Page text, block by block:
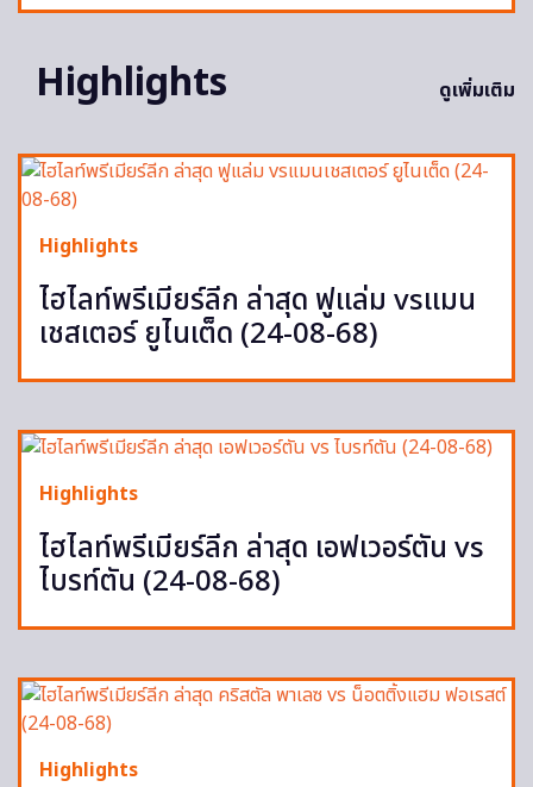
Highlights ดูเพิ่มเติม
Highlights
ไฮไลท์พรีเมียร์ลีก ล่าสุด ฟูแล่ม vsแมน
เชสเตอร์ ยูไนเต็ด (24-08-68)
Highlights
ไฮไลท์พรีเมียร์ลีก ล่าสุด เอฟเวอร์ตัน vs
ไบรท์ตัน (24-08-68)
Highlights